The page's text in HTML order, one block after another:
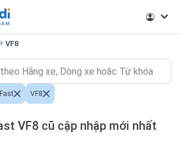
VF8
VF8 cũ cập nhập mới nhất
VF8